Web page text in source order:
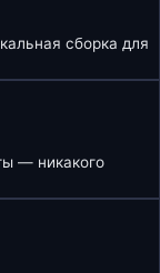
сборка для
— никакого